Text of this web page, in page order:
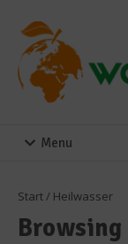
Menu
Start/ Heilwasser